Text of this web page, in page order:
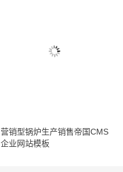
营销型锅炉生产销售帝国CMS
企业网站模板